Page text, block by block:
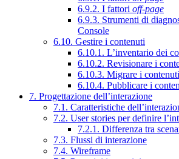
6.9.2. I fattori off-page
6.9.3. Strumenti di
Console
6.10. Gestire i contenuti
6.10.1. L’inventario dei
6.10.2. Revisionare i
6.10.3. Migrare i contenuti
6.10.4. Pubblicare i
7. Progettazione dell’interazione
7.1. Caratteristiche
7.2. User stories per definire
7.2.1. Differenza tra
7.3. Flussi di interazione
7.4. Wireframe